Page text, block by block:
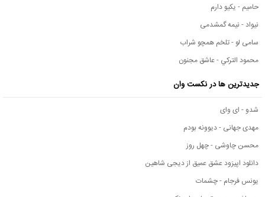
حامیم - یکیو دارم
نیواد - نیمه گمشدمی
سامی لو - تلخم همچو شراب
محمود التركي - عاشق مجنون
جدیدترین ها در نکست وان
شدو - ای وای
مهدی جهانی - دیوونه بودم
محسن چاوشی - چهل روز
دانلود اپیزود عشق عمیق از دیجی شاهین
یونس فرجام - چشمات